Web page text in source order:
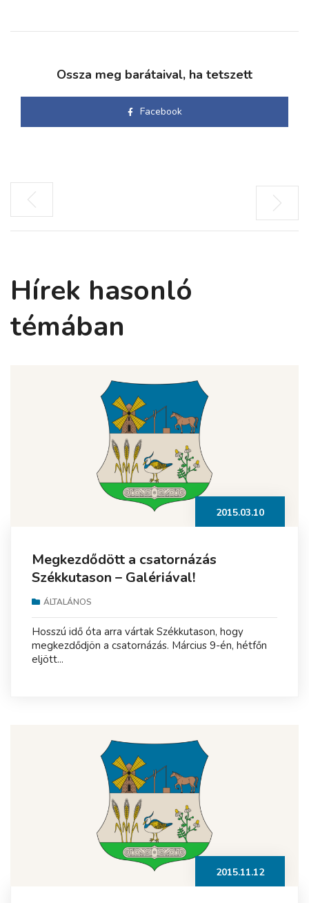
Ossza meg barátaival, ha tetszett
Facebook
Hírek hasonló
témában
2015.03.10
Megkezdődött a csatornázás
Székkutason – Galériával!
ÁLTALÁNOS
Hosszú idő óta arra vártak Székkutason, hogy
megkezdődjön a csatornázás. Március 9-én, hétfőn
eljött...
2015.11.12